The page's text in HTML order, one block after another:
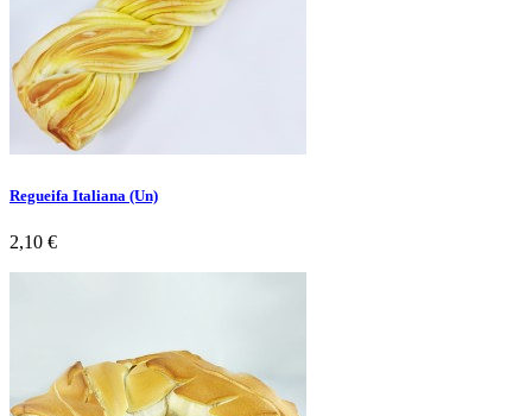
Regueifa Italiana (Un)
Preço
2,10 €